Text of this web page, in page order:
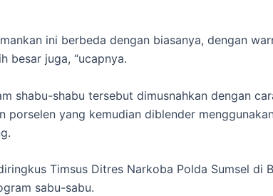
ini berbeda dengan biasanya, dengan
besar juga, “ucapnya.
shabu-shabu tersebut dimusnahkan dengan
porselen yang kemudian diblender
Timsus Ditres Narkoba Polda Sumsel di
sabu-sabu.